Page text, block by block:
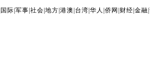
国际 |军事 |社会 |地方 |港澳 台湾 |华人 |侨网 财经 |金融 |